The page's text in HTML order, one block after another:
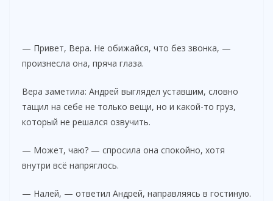
— Привет, Вера. Не обижайся, что без звонка, —
произнесла она, пряча глаза.
Вера заметила: Андрей выглядел уставшим, словно
тащил на себе не только вещи, но и какой-то груз,
который не решался озвучить.
— Может, чаю? — спросила она спокойно, хотя
внутри всё напряглось.
— Налей, — ответил Андрей, направляясь в гостиную.